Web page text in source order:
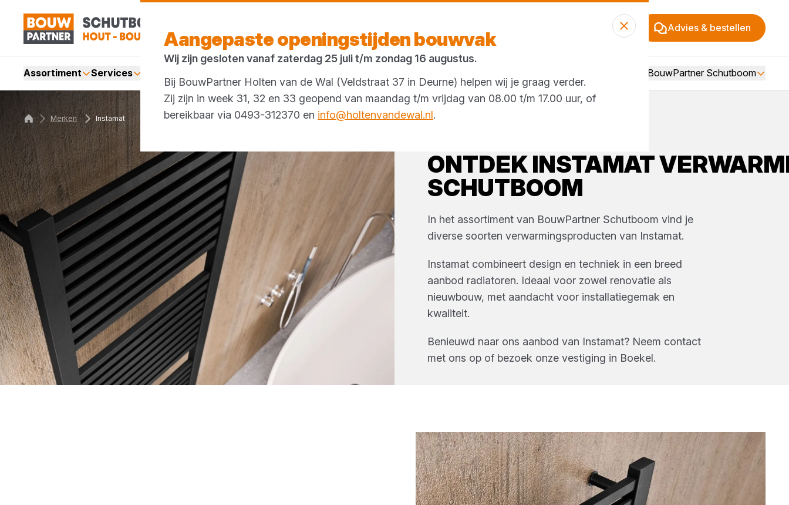
Advies & bestellen
Assortiment Services Over BouwPartner Schutboom
ONTDEKINSTAMAT
SCHUTBOOM
In het assortiment van BouwPartner Schutboom vind je
diverse soorten verwarmingsproducten van Instamat.
Instamat combineert design en techniek in een breed
aanbod radiatoren. Ideaal voor zowel renovatie als
nieuwbouw, met aandacht voor installatiegemak en
kwaliteit.
Benieuwd naar ons aanbod van Instamat? Neem contact
met ons op of bezoek onze vestiging in Boekel.
Merken Instamat
Aangepaste openingstijden bouwvak
Wij zijn gesloten vanaf zaterdag 25 juli t/m zondag 16 augustus.
Bij BouwPartner Holten van de Wal (Veldstraat 37 in Deurne) helpen wij je graag verder.
Zij zijn in week 31, 32 en 33 geopend van maandag t/m vrijdag van 08.00 t/m 17.00 uur, of
bereikbaar via 0493-312370 en info@holtenvandewal.nl.